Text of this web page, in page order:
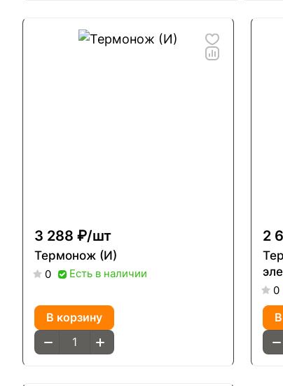
3 288 ₽/шт
Термонож (И)
0 Есть в наличии
В корзину
2
0